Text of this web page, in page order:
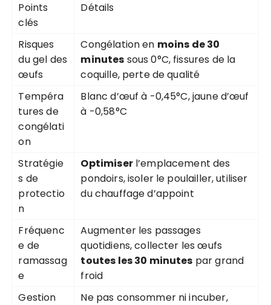
Points
clés
Détails
Risques
du gel des
œufs
Congélation en moins de 30
minutes sous 0°C, fissures de la
coquille, perte de qualité
Tempéra
tures de
congélati
on
Blanc d’œuf à -0,45°C, jaune d’œuf
à -0,58°C
Stratégie
s de
protectio
n
Optimiserl’emplacement des
pondoirs, isoler le poulailler, utiliser
du chauffage d’appoint
Fréquenc
e de
ramassag
e
Augmenter les passages
quotidiens, collecter les œufs
toutes les 30 minutes par grand
froid
Gestion
Ne pas consommer ni incuber,